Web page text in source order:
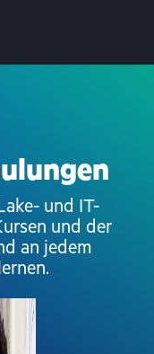
und IT-
und der
an jedem